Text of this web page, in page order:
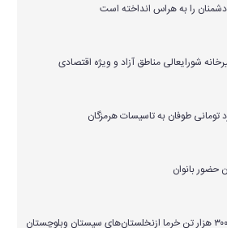
دشمنان را به هراس انداخته است
شورایعالی مناطق آزاد و ویژه اقتصادی